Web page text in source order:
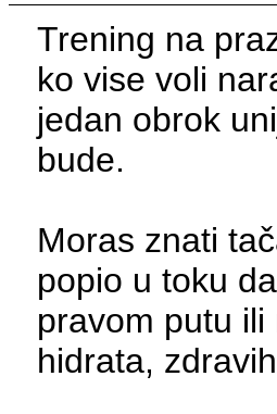
Trening na
ko vise voli
jedan obrok
bude.
Moras znati
popio u toku
pravom putu
hidrata,